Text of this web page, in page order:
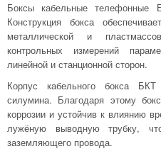
Боксы кабельные телефонные
Конструкция бокса
металлической и
контрольных измерений
линейной и станционной сторон.
Корпус кабельного бокса
силумина. Благодаря этому
коррозии и устойчив к влиянию
лужёную выводную трубку,
заземляющего провода.